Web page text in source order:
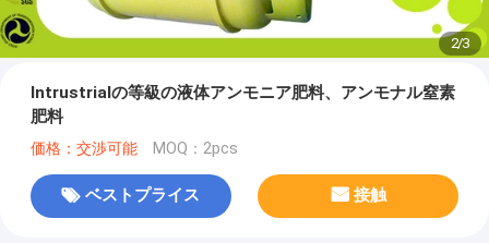
2/3
Intrustrialの等級の液体アンモニア肥料、アンモナル窒素
肥料
価格：交渉可能 MOQ：2pcs
ベストプライス 接触